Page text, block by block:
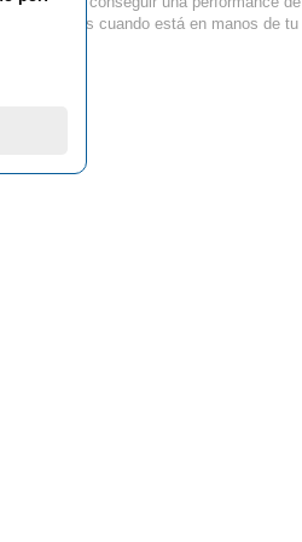
o la odiarás cuando está en manos de tu